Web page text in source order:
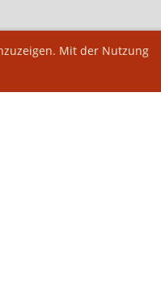
Mit der Nutzung